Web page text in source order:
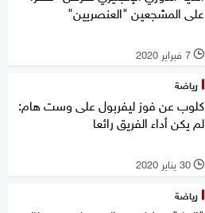
على المشجعين "العنصريين"
l 7 فبراير 2020
رياضة
كلوب عن فوز ليفربول على وست هام:
لم يكن أداء الفريق رائعا
l 30 يناير 2020
رياضة